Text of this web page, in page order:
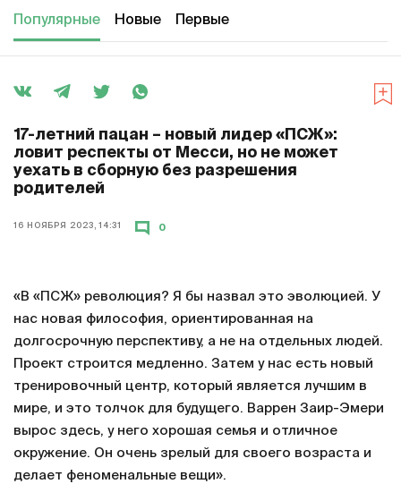
Популярные Новые Первые
17-летний пацан – новый лидер «ПСЖ»:
ловит респекты от Месси, но не может
уехать в сборную без разрешения
родителей
16 НОЯБРЯ 2023, 14:31 0
«В «ПСЖ» революция? Я бы назвал это эволюцией. У
нас новая философия, ориентированная на
долгосрочную перспективу, а не на отдельных людей.
Проект строится медленно. Затем у нас есть новый
тренировочный центр, который является лучшим в
мире, и это толчок для будущего. Варрен Заир-Эмери
вырос здесь, у него хорошая семья и отличное
окружение. Он очень зрелый для своего возраста и
делает феноменальные вещи».